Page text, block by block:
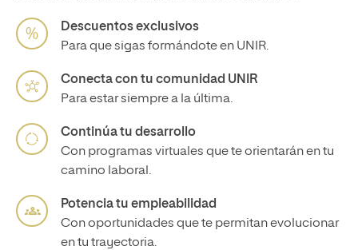
Descuentos exclusivos
Para que sigas formándote en UNIR.
Conecta con tu comunidad UNIR
Para estar siempre a la última.
Continúa tu desarrollo
Con programas virtuales que te orientarán en tu
camino laboral.
Potencia tu empleabilidad
Con oportunidades que te permitan evolucionar
en tu trayectoria.